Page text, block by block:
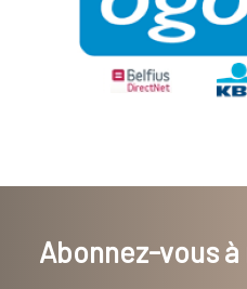
Abonnez-vous